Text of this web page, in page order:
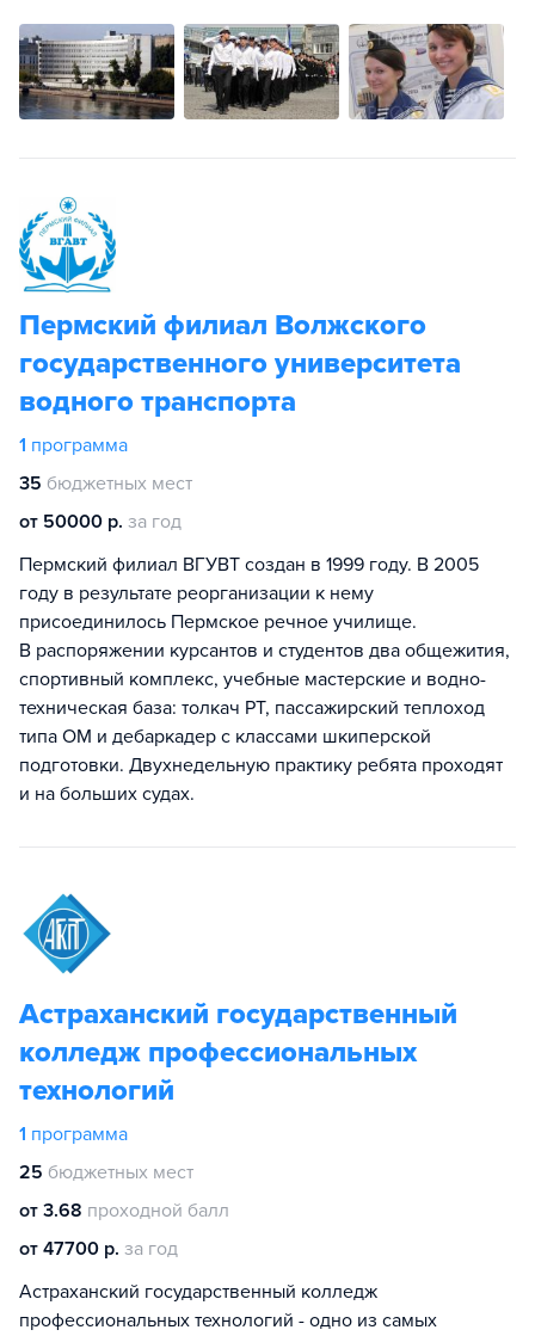
Пермский филиал Волжского
государственного университета
водного транспорта
1 программа
35 бюджетных мест
от 50000 р. за год
Пермский филиал ВГУВТ создан в 1999 году. В 2005
году в результате реорганизации к нему
присоединилось Пермское речное училище.
В распоряжении курсантов и студентов два общежития,
спортивный комплекс, учебные мастерские и водно-
техническая база: толкач РТ, пассажирский теплоход
типа ОМ и дебаркадер с классами шкиперской
подготовки. Двухнедельную практику ребята проходят
и на больших судах.
Астраханский государственный
колледж профессиональных
технологий
1 программа
25 бюджетных мест
от 3.68 проходной балл
от 47700 р. за год
Астраханский государственный колледж
профессиональных технологий - одно из самых